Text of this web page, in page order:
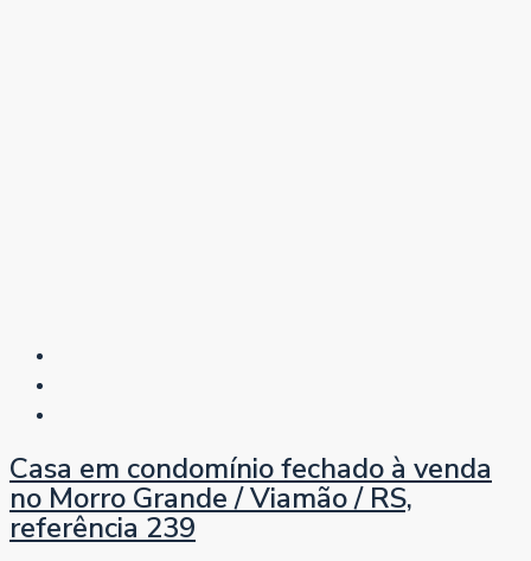
Casa em condomínio fechado à venda
no Morro Grande / Viamão / RS,
referência 239